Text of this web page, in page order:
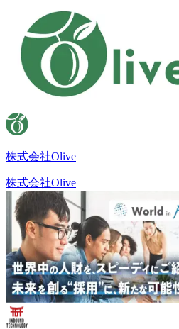
株式会社Olive
株式会社Olive